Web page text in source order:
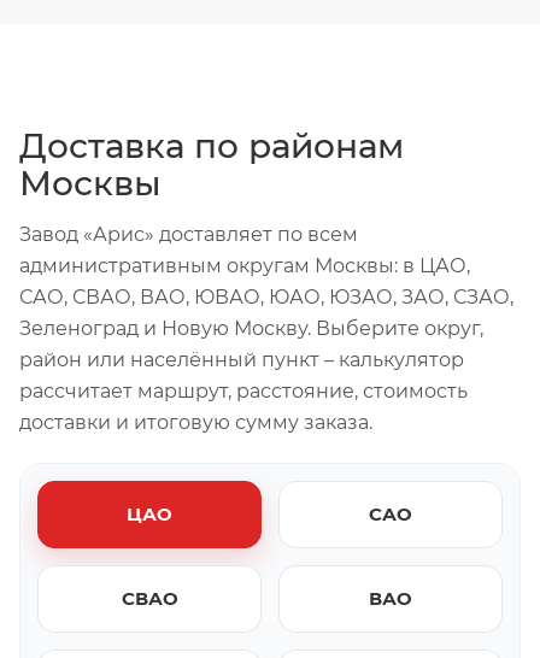
Доставка по районам
Москвы
Завод «Арис» доставляет по всем
административным округам Москвы: в ЦАО,
САО, СВАО, ВАО, ЮВАО, ЮАО, ЮЗАО, ЗАО, СЗАО,
Зеленоград и Новую Москву. Выберите округ,
район или населённый пункт – калькулятор
рассчитает маршрут, расстояние, стоимость
доставки и итоговую сумму заказа.
ЦАО САО
СВАО ВАО